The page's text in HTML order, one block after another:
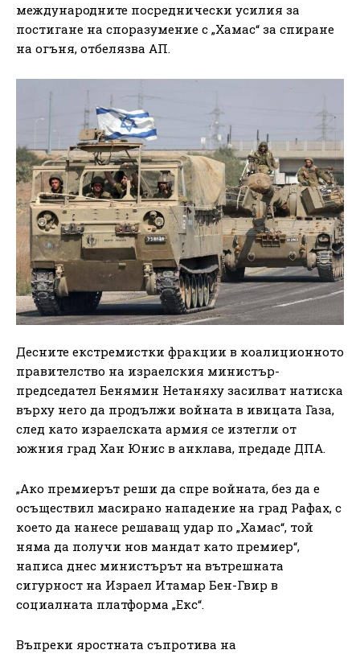
международните посреднически усилия за
постигане на споразумение с „Хамас“ за спиране
на огъня, отбелязва АП.
Десните екстремистки фракции в коалиционното
правителство на израелския министър-
председател Бенямин Нетаняху засилват натиска
върху него да продължи войната в ивицата Газа,
след като израелската армия се изтегли от
южния град Хан Юнис в анклава, предаде ДПА.
„Ако премиерът реши да спре войната, без да е
осъществил масирано нападение на град Рафах, с
което да нанесе решаващ удар по „Хамас“, той
няма да получи нов мандат като премиер“,
написа днес министърът на вътрешната
сигурност на Израел Итамар Бен-Гвир в
социалната платформа „Екс“.
Въпреки яростната съпротива на